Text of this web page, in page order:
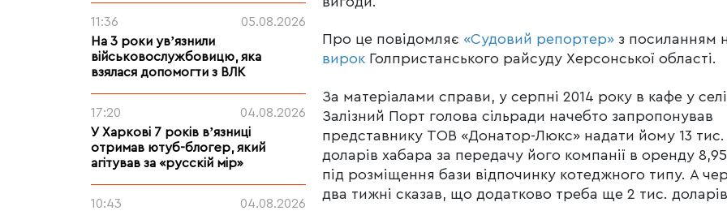
11:36
05.08.2026
На 3 роки увʼязнили
військовослужбовицю, яка
взялася допомогти з ВЛК
17:20
04.08.2026
У Харкові 7 років вʼязниці
отримав ютуб-блогер, який
агітував за «русскій мір»
10:43
04.08.2026
Про це повідомляє «Судовий репортер» з посиланням
вирок Голпристанського райсуду Херсонської області.
За матеріалами справи, у серпні 2014 року в кафе у селі
Залізний Порт голова сільради начебто запропонував
представнику ТОВ «Донатор-Люкс» надати йому 13 тис.
доларів хабара за передачу його компанії в оренду
під розміщення бази відпочинку котеджного типу. А
два тижні сказав, що додатково треба ще 2 тис.